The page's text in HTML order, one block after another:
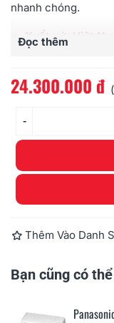
nhanh chóng.
Xuất xứ: Việt Nam
Tốc độ quét
Công suất: 8
Cảm biến hình
Độ phân giải
Khay nạp ADF:
:
Bảo hành: 12
Đọc thêm
24.300.000 đ
-
Thêm Vào Danh
Bạn cũng có